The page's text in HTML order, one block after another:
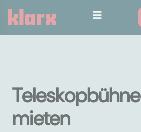
mieten